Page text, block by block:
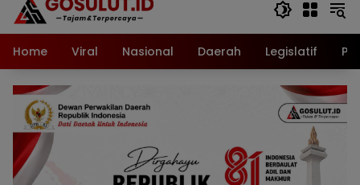
Home Viral Nasional Daerah Legislatif